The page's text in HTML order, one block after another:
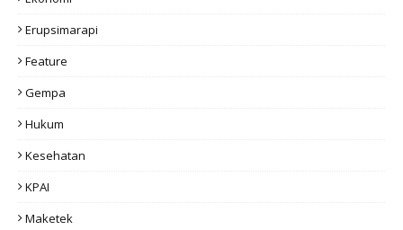
Erupsimarapi
Feature
Gempa
Hukum
Kesehatan
KPAI
Maketek